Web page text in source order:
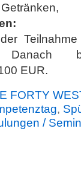
EUR.
FORTY
,
/